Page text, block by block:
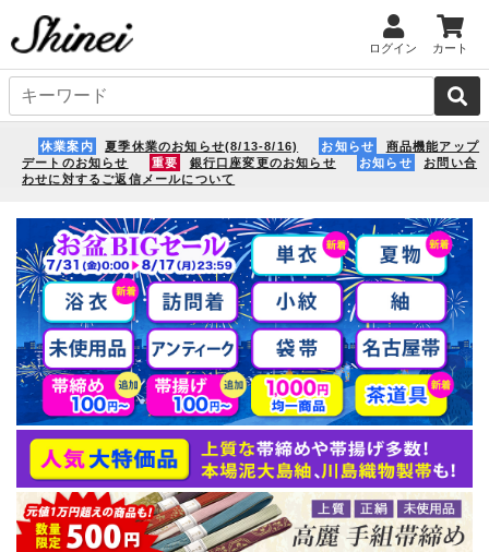
ログイン カート
休業案内 夏季休業のお知らせ(8/13-8/16) お知らせ
商品機能アップ
デートのお知らせ
重要 銀行口座変更のお知らせ お知らせ
お問い合
わせに対するご返信メールについて